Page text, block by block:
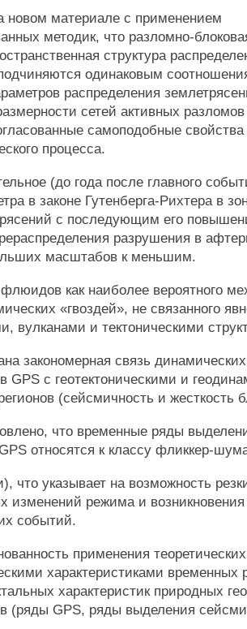
новом материале с применением
методик, что разломно-
структура
одинаковым
распределения
сетей активных
самоподобные свойства
процесса.
(до года после главного
в законе Гутенберга-Рихтера в
с последующим его
разрушения в
масштабов к меньшим.
как наиболее вероятного
«гвоздей», не связанного
вулканами и тектоническими
закономерная связь
GPS с геотектоническими и
(сейсмичность и жесткость
что временные ряды
относятся к классу фликкер-
что указывает на возможность
изменений режима и
событий.
применения
характеристиками временных
характеристик природных
(ряды GPS, ряды выделения